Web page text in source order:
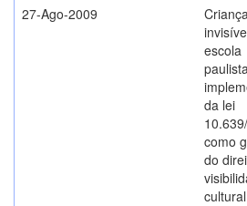
27-Ago-2009
escola
da lei
como
do
cultural